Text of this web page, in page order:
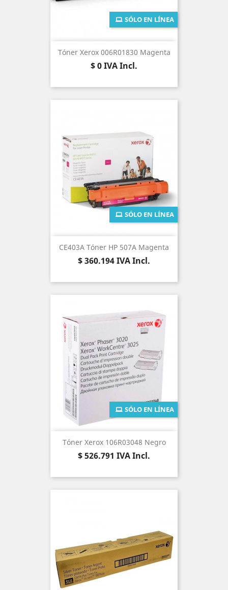
Tóner Xerox 006R01830 Magenta
Precio
$ 0IVA Incl.
SÓLO EN LÍNEA
CE403A Tóner HP 507A Magenta
Precio
$ 360.194IVA Incl.
SÓLO EN LÍNEA
Tóner Xerox 106R03048 Negro
Precio
$ 526.791 IVA Incl.
SÓLO EN LÍNEA